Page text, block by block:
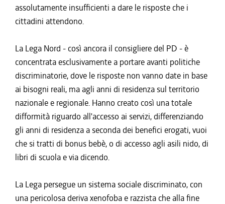
assolutamente insufficienti a dare le risposte che i
cittadini attendono.
La Lega Nord - così ancora il consigliere del PD - è
concentrata esclusivamente a portare avanti politiche
discriminatorie, dove le risposte non vanno date in base
ai bisogni reali, ma agli anni di residenza sul territorio
nazionale e regionale. Hanno creato così una totale
difformità riguardo all'accesso ai servizi, differenziando
gli anni di residenza a seconda dei benefici erogati, vuoi
che si tratti di bonus bebè, o di accesso agli asili nido, di
libri di scuola e via dicendo.
La Lega persegue un sistema sociale discriminato, con
una pericolosa deriva xenofoba e razzista che alla fine